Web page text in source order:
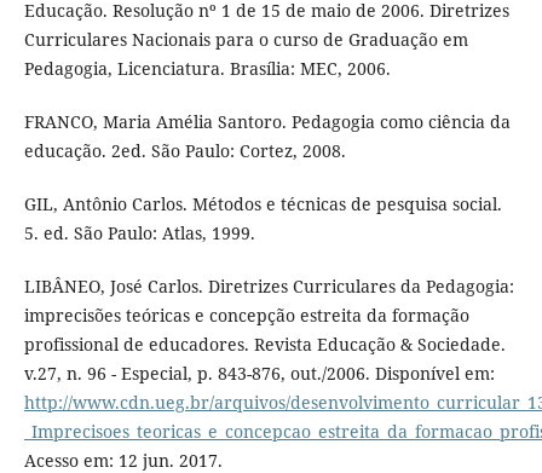
Educação. Resolução nº 1 de 15 de maio de 2006. Diretrizes
Curriculares Nacionais para o curso de Graduação em
Pedagogia, Licenciatura. Brasília: MEC, 2006.
FRANCO, Maria Amélia Santoro. Pedagogia como ciência da
educação. 2ed. São Paulo: Cortez, 2008.
GIL, Antônio Carlos. Métodos e técnicas de pesquisa social.
5. ed. São Paulo: Atlas, 1999.
LIBÂNEO, José Carlos. Diretrizes Curriculares da Pedagogia:
imprecisões teóricas e concepção estreita da formação
profissional de educadores. Revista Educação & Sociedade.
v.27, n. 96 - Especial, p. 843-876, out./2006. Disponível em:
http://www.cdn.ueg.br/arquivos/
Acesso em: 12 jun. 2017.